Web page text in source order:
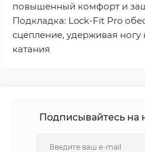
повышенный комфорт и
Подкладка: Lock-Fit Pro
сцепление, удерживая ногу
катания
Подписывайтесь на